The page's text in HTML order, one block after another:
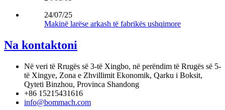
24/07/25
Makinë larëse arkash të fabrikës ushqimore
Na kontaktoni
Në veri të Rrugës së 3-të Xingbo, në perëndim të Rrugës së 5-
të Xingye, Zona e Zhvillimit Ekonomik, Qarku i Boksit,
Qyteti Binzhou, Provinca Shandong
+86 15215431616
info@bommach.com